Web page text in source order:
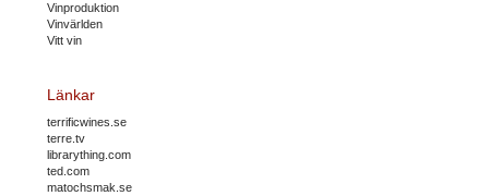
Vinproduktion
Vinvärlden
Vitt vin
Länkar
terrificwines.se
terre.tv
librarything.com
ted.com
matochsmak.se